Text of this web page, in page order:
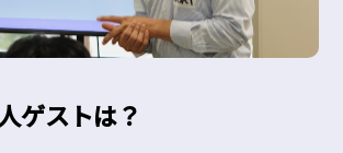
ゲストは？